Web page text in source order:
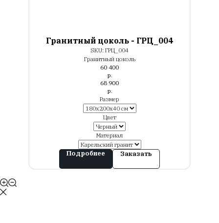
Гранитный цоколь - ГРЦ_004
SKU: ГРЦ_004
Гранитный цоколь
60 400
р.
68 900
р.
Размер
Цвет
Материал
Подробнее Заказать